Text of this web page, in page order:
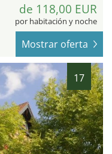
de 118,00 EUR
por habitación y noche
Mostrar oferta
17